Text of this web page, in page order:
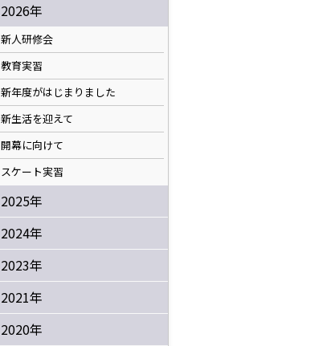
2026年
新人研修会
教育実習
新年度がはじまりました
新生活を迎えて
開幕に向けて
スケート実習
2025年
2024年
2023年
2021年
2020年